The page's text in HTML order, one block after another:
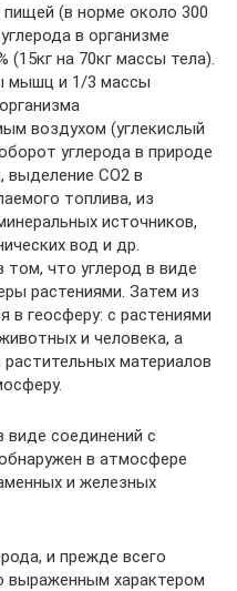
пищей (в норме около 300
в организме
(15кг на 70кг массы тела).
мышц и 1/3 массы
воздухом (углекислый
углерода в природе
выделение СО2 в
топлива, из
источников,
вод и др.
том, что углерод в виде
растениями. Затем из
геосферу: с растениями
и человека, а
материалов
виде соединений с
в атмосфере
и железных
и прежде всего
выраженным характером